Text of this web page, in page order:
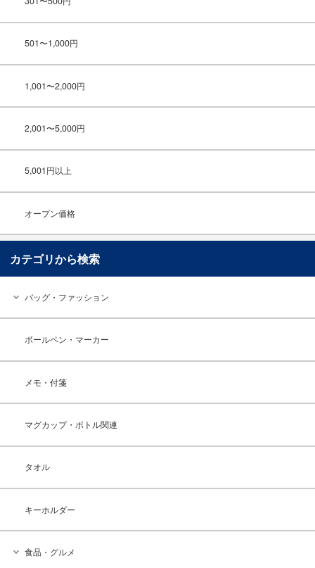
501〜1,000円
1,001〜2,000円
2,001〜5,000円
5,001円以上
オープン価格
カテゴリから検索
バッグ・ファッション
ボールペン・マーカー
メモ・付箋
マグカップ・ボトル関連
タオル
キーホルダー
食品・グルメ